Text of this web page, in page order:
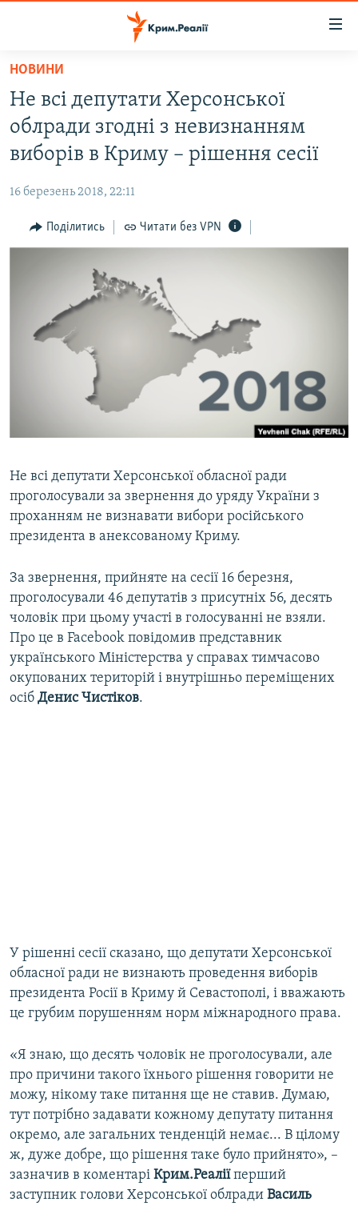
Перейти
основного
матеріалу
Перейти
до
основної
навігації
Перейти
до
ВОДА.КРИМ
ВІДЕО ТА ФОТО
БЛОГИ
ПОГЛЯД
СПЕЦПРОЕКТИ
ДЕПОРТАЦІЯ
ВІДЕОУРОКИ «ELIFBE»
СВІДЧЕННЯ ОКУПАЦІЇ
ЯК ОБІЙТИ БЛОКУВАННЯ
Усі сайти RFE/RL
НОВИНИ
Не всі депутати Херсонської
облради згодні з невизнанням
виборів в Криму – рішення сесії
16 березень 2018, 22:11
Поділитись Читати без VPN
Не всі депутати Херсонської обласної ради
проголосували за звернення до уряду України з
проханням не визнавати вибори російського
президента в анексованому Криму.
За звернення, прийняте на сесії 16 березня,
проголосували 46 депутатів з присутніх 56, десять
чоловік при цьому участі в голосуванні не взяли.
Про це в Facebook повідомив представник
українського Міністерства у справах тимчасово
окупованих територій і внутрішньо переміщених
осіб Денис Чистіков.
У рішенні сесії сказано, що депутати Херсонської
обласної ради не визнають проведення виборів
президента Росії в Криму й Севастополі, і вважають
це грубим порушенням норм міжнародного права.
«Я знаю, що десять чоловік не проголосували, але
про причини такого їхнього рішення говорити не
можу, нікому таке питання ще не ставив. Думаю,
тут потрібно задавати кожному депутату питання
окремо, але загальних тенденцій немає... В цілому
ж, дуже добре, що рішення таке було прийнято», –
зазначив в коментарі Крим.Реаліїперший
заступник голови Херсонської облради Василь